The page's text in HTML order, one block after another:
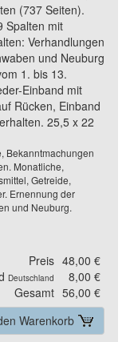
(737 Seiten).
Spalten mit
Verhandlungen
und Neuburg
1. bis 13.
Einband mit
Rücken, Einband
25,5 x 22
Bekanntmachungen
Monatliche,
Getreide,
Ernennung der
und Neuburg.
Preis 48,00 €
Deutschland
8,00 €
Gesamt 56,00 €
Warenkorb